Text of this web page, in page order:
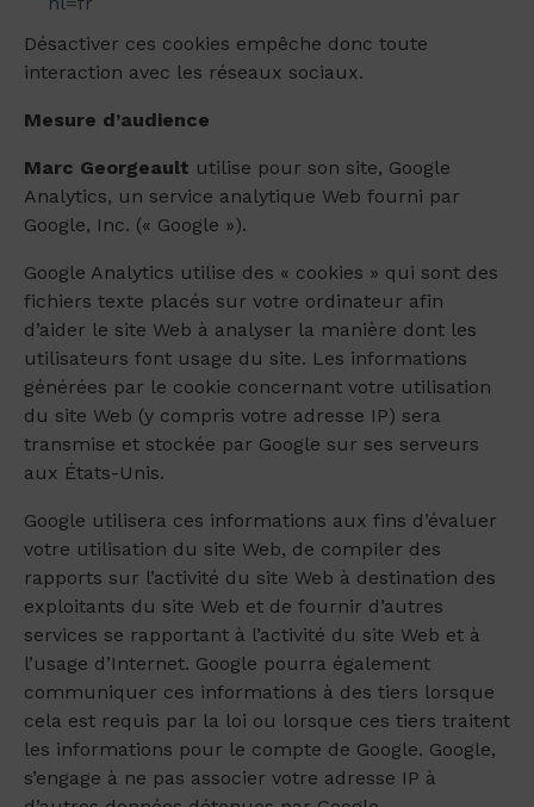
Désactiver ces cookies empêche donc toute
interaction avec les réseaux sociaux.
Mesure d’audience
Marc Georgeault utilise pour son site, Google
Analytics, un service analytique Web fourni par
Google, Inc. (« Google »).
Google Analytics utilise des « cookies » qui sont des
fichiers texte placés sur votre ordinateur afin
d’aider le site Web à analyser la manière dont les
utilisateurs font usage du site. Les informations
générées par le cookie concernant votre utilisation
du site Web (y compris votre adresse IP) sera
transmise et stockée par Google sur ses serveurs
aux États-Unis.
Google utilisera ces informations aux fins d’évaluer
votre utilisation du site Web, de compiler des
rapports sur l’activité du site Web à destination des
exploitants du site Web et de fournir d’autres
services se rapportant à l’activité du site Web et à
l’usage d’Internet. Google pourra également
communiquer ces informations à des tiers lorsque
cela est requis par la loi ou lorsque ces tiers traitent
les informations pour le compte de Google. Google,
s’engage à ne pas associer votre adresse IP à